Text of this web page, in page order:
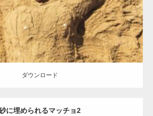
ード
ダウンロード
に埋められるマッチョ2